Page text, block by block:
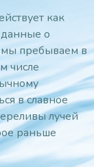
как
данные о
пребываем в
числе
в славное
лучей
раньше